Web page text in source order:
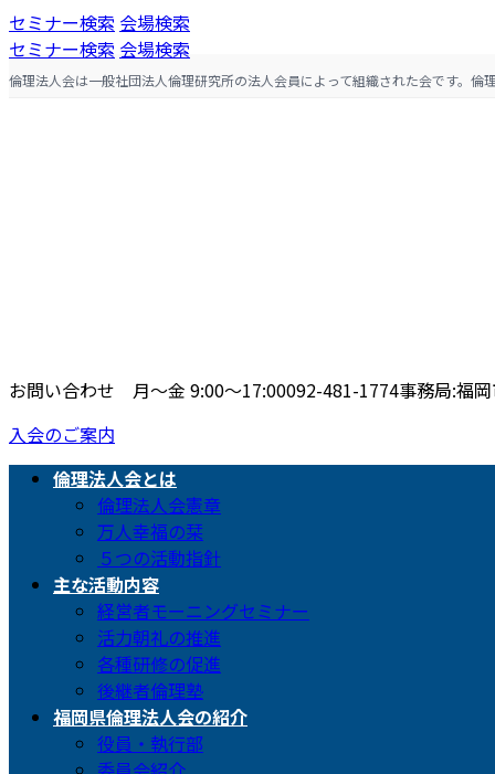
コ
ン
テ
ナ
ビ
ゲ
セミナー検索 会場検索
セミナー検索 会場検索
倫理法人会は一般社団法人倫理研究所の法人会員によって組織された会です。
お問い合わせ 月〜金 9:00〜17:00092-481-1774事務局:福
入会のご案内
倫理法人会とは
倫理法人会憲章
万人幸福の栞
５つの活動指針
主な活動内容
経営者モーニングセミナー
活力朝礼の推進
各種研修の促進
後継者倫理塾
福岡県倫理法人会の紹介
役員・執行部